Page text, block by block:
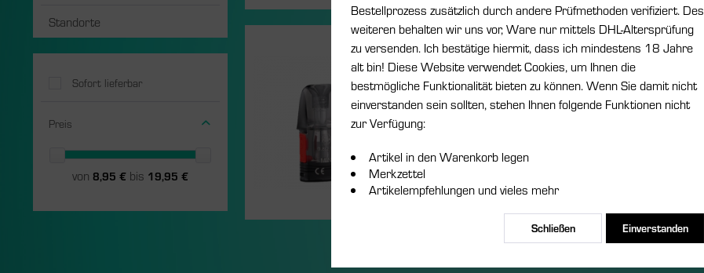
Standorte
Sofort lieferbar
Preis
von 8,95 € bis 19,95 €
DotMod Pod 0,8 Ohm - 2er Pack
Die DotMod Pods mit 0,8 Ohm sind speziell
für das DotMod Pod-System entwickelt
worden und bieten ein herausragendes
Dampferlebnis mit intensiver
Dampfproduktion. Dank der innovativen Mesh-
Technologie wird...
8,95 € *
Merken
Bestellprozess zusätzlich durch andere Prüfmethoden verifiziert. Des
weiteren behalten wir uns vor, Ware nur mittels DHL-Altersprüfung
zu versenden. Ich bestätige hiermit, dass ich mindestens 18 Jahre
alt bin! Diese Website verwendet Cookies, um Ihnen die
bestmögliche Funktionalität bieten zu können. Wenn Sie damit nicht
einverstanden sein sollten, stehen Ihnen folgende Funktionen nicht
zur Verfügung:
Artikel in den Warenkorb legen
Merkzettel
Artikelempfehlungen und vieles mehr
Einverstanden
Schließen